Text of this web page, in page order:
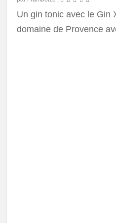
Un gin tonic avec le Gin
domaine de Provence